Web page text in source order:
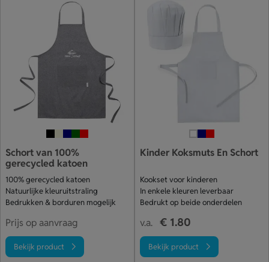
Schort van 100%
gerecycled katoen
100% gerecycled katoen
Natuurlijke kleuruitstraling
Bedrukken & borduren mogelijk
Prijs op aanvraag
Bekijk product
Kinder Koksmuts En Schort
Kookset voor kinderen
In enkele kleuren leverbaar
Bedrukt op beide onderdelen
v.a. € 1.80
Bekijk product